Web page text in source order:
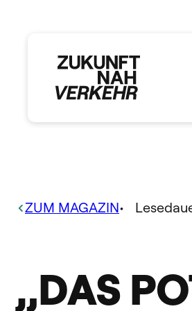
springen
ZUM MAGAZIN•
„DAS